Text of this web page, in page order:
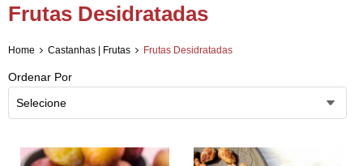
Frutas Desidratadas
Home Castanhas | Frutas Frutas Desidratadas
Ordenar Por
Selecione